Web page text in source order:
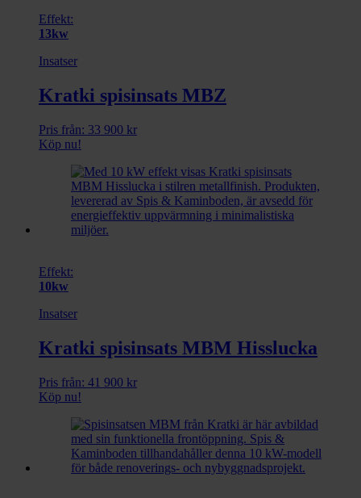
Effekt:
13kw
Insatser
Kratki spisinsats MBZ
Pris från: 33 900 kr
Köp nu!
Effekt:
10kw
Insatser
Kratki spisinsats MBM Hisslucka
Pris från: 41 900 kr
Köp nu!